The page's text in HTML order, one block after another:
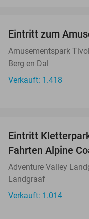
Eintritt zum
Amusementspark
Berg en Dal
Verkauft: 1.418
Eintritt
Fahrten Alpine
Adventure Valley
Landgraaf
Verkauft: 1.014